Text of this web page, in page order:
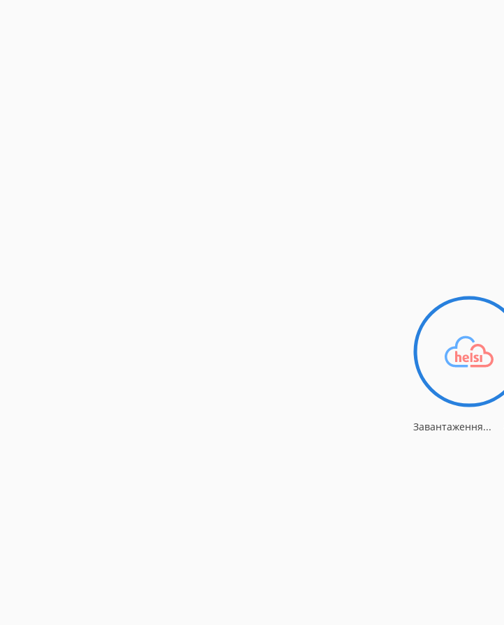
Завантаження...